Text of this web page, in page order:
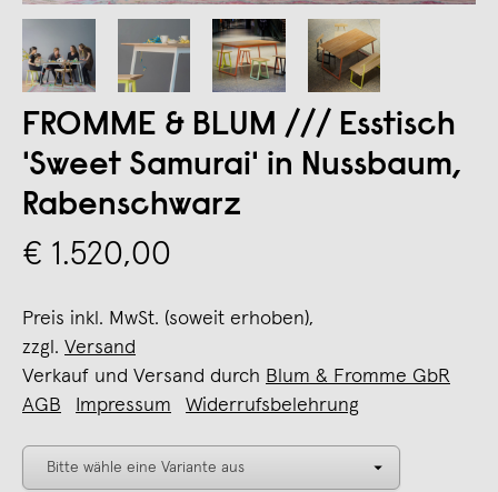
FROMME & BLUM /// Esstisch
'Sweet Samurai' in Nussbaum,
Rabenschwarz
€ 1.520,00
Preis inkl. MwSt. (soweit erhoben),
zzgl. Versand
Verkauf und Versand durch Blum & Fromme GbR
AGB
Impressum Widerrufsbelehrung